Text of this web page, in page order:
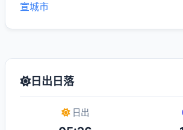
宣城市
日出日落
日出